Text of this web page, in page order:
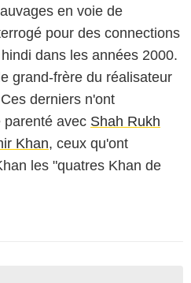
en voie de
pour des connections
dans les années 2000.
grand-frère du réalisateur
derniers n'ont
parenté avec Shah Rukh
Khan, ceux qu'ont
les "quatres Khan de